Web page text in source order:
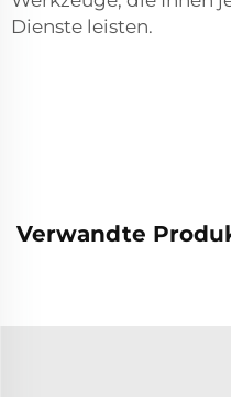
Dienste leisten.
Verwandte